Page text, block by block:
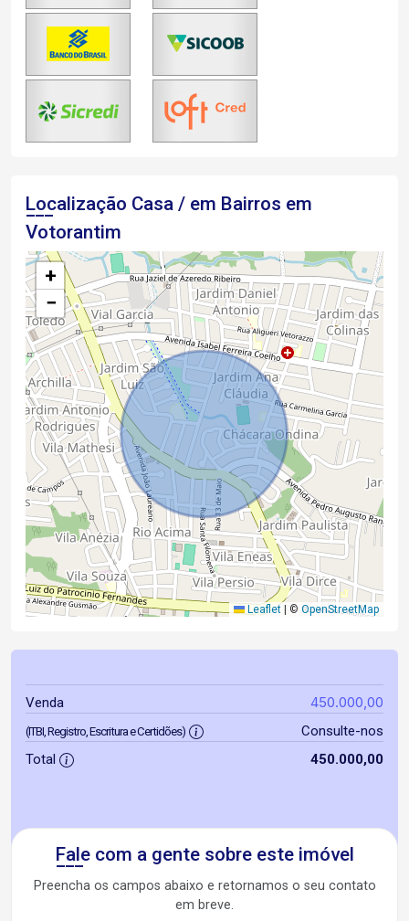
Localização Casa / em Bairros em
Votorantim
+
−
Leaflet © OpenStreetMap
Venda 450.000,00
(ITBI, Registro, Escritura e Certidões)
Consulte-nos
Total
450.000,00
Fale com a gente sobre este imóvel
Preencha os campos abaixo e retornamos o seu contato
em breve.